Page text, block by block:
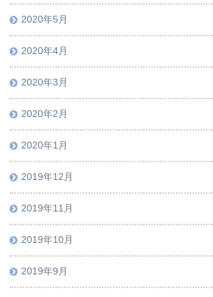
2020年5月
2020年4月
2020年3月
2020年2月
2020年1月
2019年12月
2019年11月
2019年10月
2019年9月